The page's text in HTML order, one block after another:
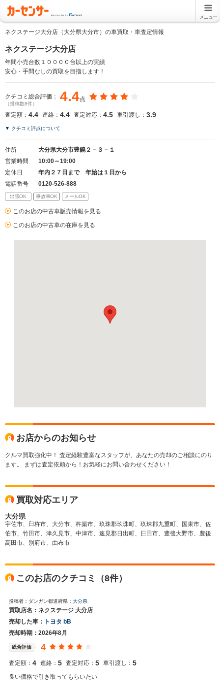
メニュー
ネクステージ大分店（大分県大分市）の車買取・車査定情報
ネクステージ大分店
年間小売台数１００００台以上の実績
安心・手間なしの買取を目指します！
クチコミ総合評価： 4.4点
（投稿数8件）
査定額： 4.4 連絡： 4.4 査定対応： 4.5 車引渡し： 3.9
▼ クチコミ評点について
住所
大分県大分市豊饒２－３－１
営業時間
10:00～19:00
定休日
年内２７日まで 年始は１日から
電話番号
0120-526-888
出張OK 事故車OK メールOK
このお店の中古車販売情報を見る
このお店の中古車の在庫を見る
お店からのお知らせ
クルマ買取強化中！ 査定経験豊富なスタッフが、あなたの売却のご相談にのり
ます。 まずは査定依頼から！お気軽にお問い合わせください！
買取対応エリア
大分県
宇佐市、臼杵市、大分市、杵築市、玖珠郡玖珠町、玖珠郡九重町、国東市、佐
伯市、竹田市、津久見市、中津市、速見郡日出町、日田市、豊後大野市、豊後
高田市、別府市、由布市
このお店のクチコミ（8件）
投稿者：ダンガン都道府県： 大分県
買取店名：ネクステージ 大分店
売却した車：
トヨタ bB
売却時期：2026年8月
総合評価 4
査定額： 4 連絡： 5 査定対応： 5 車引渡し： 5
良い価格で引き取ってもらいたい